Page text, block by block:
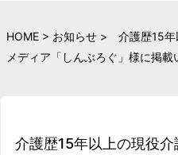
HOME > お知らせ >
介護歴15
メディア「しんぶろぐ」様に掲載
介護歴15年以上の現役